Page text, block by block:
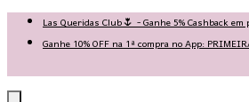
Las Queridas Club🌷 - Ganhe 5% Cashback
Ganhe 10% OFF na 1ª compra no App: